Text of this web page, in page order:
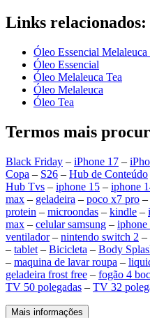
Links relacionados:
Óleo Essencial Melaleuca
Óleo Essencial
Óleo Melaleuca Tea
Óleo Melaleuca
Óleo Tea
Termos mais
Black Friday – iPhone 17 –
Copa – S26 – Hub de Conteúdo
Hub Tvs – iphone 15 – iphone
max – geladeira – poco x7 pro –
protein – microondas – kindle –
max – celular samsung – iphone
ventilador– nintendo switch 2 –
– tablet – Bicicleta – Body
– maquina de lavar roupa –
geladeira frost free – fogão 4
TV 50 polegadas – TV 32
Mais informações